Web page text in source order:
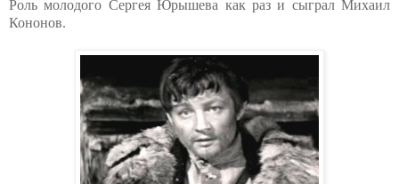
Роль молодого Сергея Юрышева как раз и сыграл Михаил
Кононов.